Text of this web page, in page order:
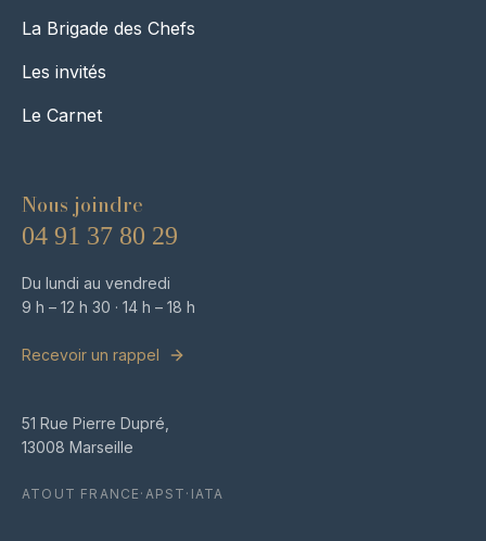
La Brigade des Chefs
Les invités
Le Carnet
Nous joindre
04 91 37 80 29
Du lundi au vendredi
9 h – 12 h 30 · 14 h – 18 h
Recevoir un rappel
51 Rue Pierre Dupré,
13008 Marseille
ATOUT FRANCE · APST · IATA